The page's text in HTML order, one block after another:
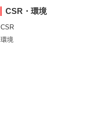
CSR・環境
CSR
環境